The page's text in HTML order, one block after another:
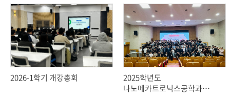
2026-1학기 개강총회
2025학년도
나노메카트로닉스공학과